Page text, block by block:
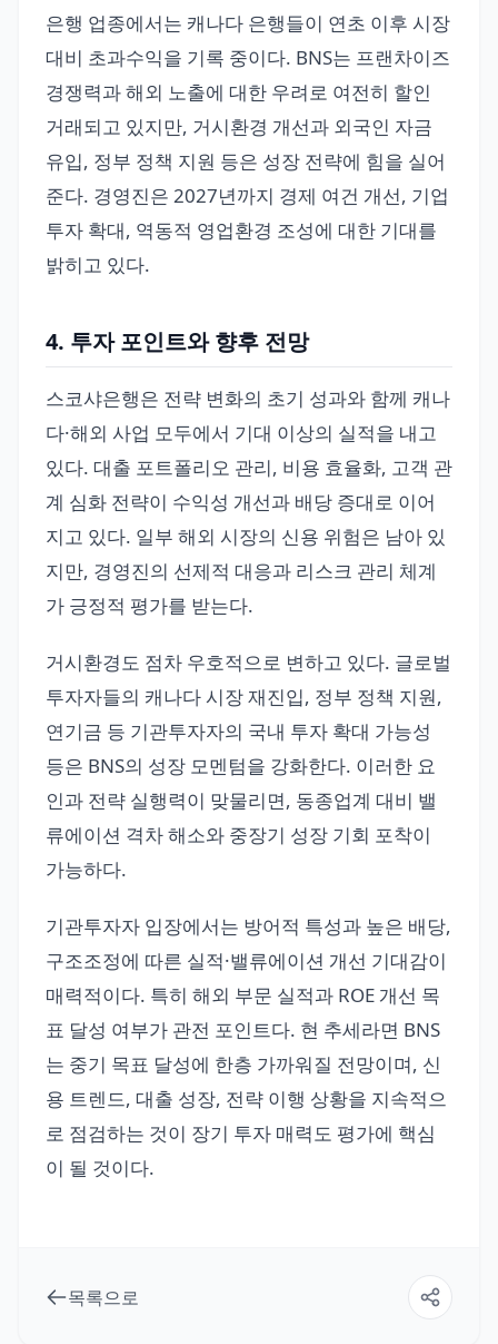
은행 업종에서는 캐나다 은행들이 연초 이후 시장
대비 초과수익을 기록 중이다. BNS는 프랜차이즈
경쟁력과 해외 노출에 대한 우려로 여전히 할인
거래되고 있지만, 거시환경 개선과 외국인 자금
유입, 정부 정책 지원 등은 성장 전략에 힘을 실어
준다. 경영진은 2027년까지 경제 여건 개선, 기업
투자 확대, 역동적 영업환경 조성에 대한 기대를
밝히고 있다.
4. 투자 포인트와 향후 전망
스코샤은행은 전략 변화의 초기 성과와 함께 캐나
다·해외 사업 모두에서 기대 이상의 실적을 내고
있다. 대출 포트폴리오 관리, 비용 효율화, 고객 관
계 심화 전략이 수익성 개선과 배당 증대로 이어
지고 있다. 일부 해외 시장의 신용 위험은 남아 있
지만, 경영진의 선제적 대응과 리스크 관리 체계
가 긍정적 평가를 받는다.
거시환경도 점차 우호적으로 변하고 있다. 글로벌
투자자들의 캐나다 시장 재진입, 정부 정책 지원,
연기금 등 기관투자자의 국내 투자 확대 가능성
등은 BNS의 성장 모멘텀을 강화한다. 이러한 요
인과 전략 실행력이 맞물리면, 동종업계 대비 밸
류에이션 격차 해소와 중장기 성장 기회 포착이
가능하다.
기관투자자 입장에서는 방어적 특성과 높은 배당,
구조조정에 따른 실적·밸류에이션 개선 기대감이
매력적이다. 특히 해외 부문 실적과 ROE 개선 목
표 달성 여부가 관전 포인트다. 현 추세라면 BNS
는 중기 목표 달성에 한층 가까워질 전망이며, 신
용 트렌드, 대출 성장, 전략 이행 상황을 지속적으
로 점검하는 것이 장기 투자 매력도 평가에 핵심
이 될 것이다.
목록으로